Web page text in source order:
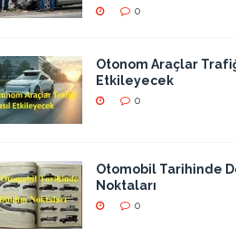
0
Otonom Araçlar
Etkileyecek
0
Otomobil Tarihinde
Noktaları
0